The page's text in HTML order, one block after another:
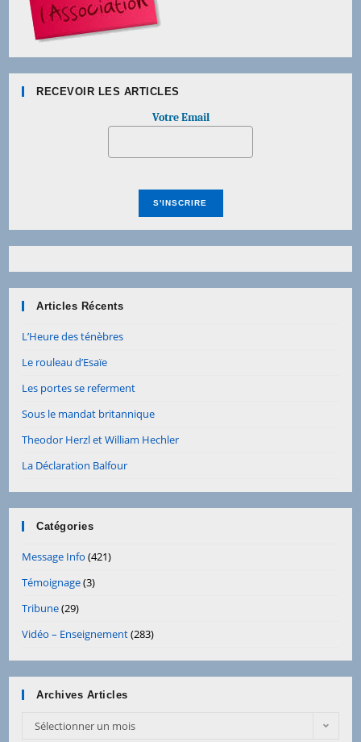
RECEVOIR LES ARTICLES
Votre Email
Articles Récents
L’Heure des ténèbres
Le rouleau d’Esaïe
Les portes se referment
Sous le mandat britannique
Theodor Herzl et William Hechler
La Déclaration Balfour
Catégories
Message Info (421)
Témoignage(3)
Tribune(29)
Vidéo – Enseignement(283)
Archives Articles
Sélectionner un mois